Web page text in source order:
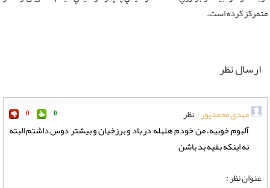
متمركز كرده است.
ارسال نظر
مهدی محمدپور : نظر 0
0
آلبوم خوبیه، من خودم هلهله در باد و برزخیان و بیشتر دوس داشتم البته
نه اینکه بقیه بد باشن
عنوان نظر :